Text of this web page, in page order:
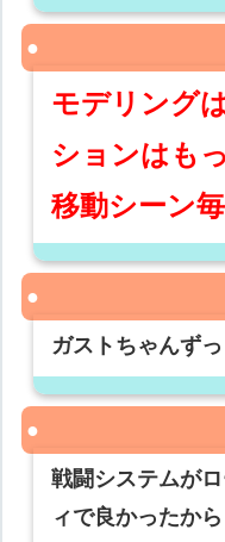
モデリング
ションはも
移動シーン
ガストちゃんず
戦闘システムが
ィで良かったか